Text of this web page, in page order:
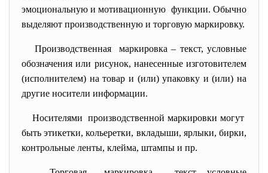
эмоциональную и мотивационную функции. Обычно
выделяют производственную и торговую маркировку.
Производственная маркировка – текст, условные
обозначения или рисунок, нанесенные изготовителем
(исполнителем) на товар и (или) упаковку и (или) на
другие носители информации.
Носителями производственной маркировки могут
быть этикетки, кольеретки, вкладыши, ярлыки, бирки,
контрольные ленты, клейма, штампы и пр.